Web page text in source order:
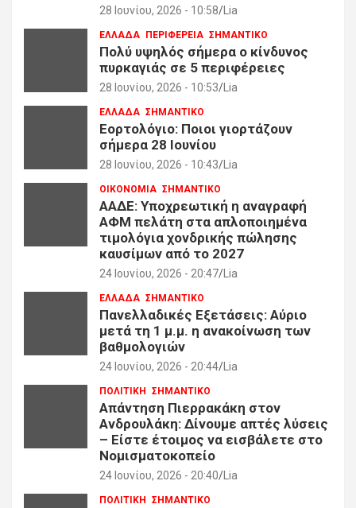
28 Ιουνίου, 2026 - 10:58 Lia
ΕΛΛΑΔΑ ΠΕΡΙΦΕΡΕΙΑ ΣΗΜΑΝΤΙΚΟ
Πολύ υψηλός σήμερα ο κίνδυνος
πυρκαγιάς σε 5 περιφέρειες
28 Ιουνίου, 2026 - 10:53 Lia
ΕΛΛΑΔΑ ΣΗΜΑΝΤΙΚΟ
Εορτολόγιο: Ποιοι γιορτάζουν
σήμερα 28 Ιουνίου
28 Ιουνίου, 2026 - 10:43 Lia
ΟΙΚΟΝΟΜΙΑ ΣΗΜΑΝΤΙΚΟ
ΑΑΔΕ: Υποχρεωτική η αναγραφή
ΑΦΜ πελάτη στα απλοποιημένα
τιμολόγια χονδρικής πώλησης
καυσίμων από το 2027
24 Ιουνίου, 2026 - 20:47 Lia
ΕΛΛΑΔΑ ΣΗΜΑΝΤΙΚΟ
Πανελλαδικές Εξετάσεις: Αύριο
μετά τη 1 μ.μ. η ανακοίνωση των
βαθμολογιών
24 Ιουνίου, 2026 - 20:44 Lia
ΠΟΛΙΤΙΚΗ ΣΗΜΑΝΤΙΚΟ
Απάντηση Πιερρακάκη στον
Ανδρουλάκη: Δίνουμε απτές λύσεις
– Είστε έτοιμος να εισβάλετε στο
Νομισματοκοπείο
24 Ιουνίου, 2026 - 20:40 Lia
ΠΟΛΙΤΙΚΗ ΣΗΜΑΝΤΙΚΟ